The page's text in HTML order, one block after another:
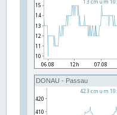
DONAU - Passau